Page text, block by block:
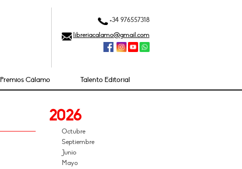
+34 976557318
libreriacalamo@gmail.com
Premios Cálamo Talento Editorial
2026
Octubre
Septiembre
Junio
Mayo